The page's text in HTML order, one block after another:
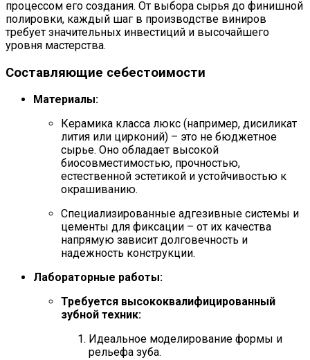
процессом его создания. От выбора сырья до финишной
полировки, каждый шаг в производстве виниров
требует значительных инвестиций и высочайшего
уровня мастерства.
Составляющие себестоимости
Материалы:
Керамика класса люкс (например, дисиликат
лития или цирконий) – это не бюджетное
сырье. Оно обладает высокой
биосовместимостью, прочностью,
естественной эстетикой и устойчивостью к
окрашиванию.
Специализированные адгезивные системы и
цементы для фиксации – от их качества
напрямую зависит долговечность и
надежность конструкции.
Лабораторные работы:
Требуется высококвалифицированный
зубной техник:
Идеальное моделирование формы и
рельефа зуба.